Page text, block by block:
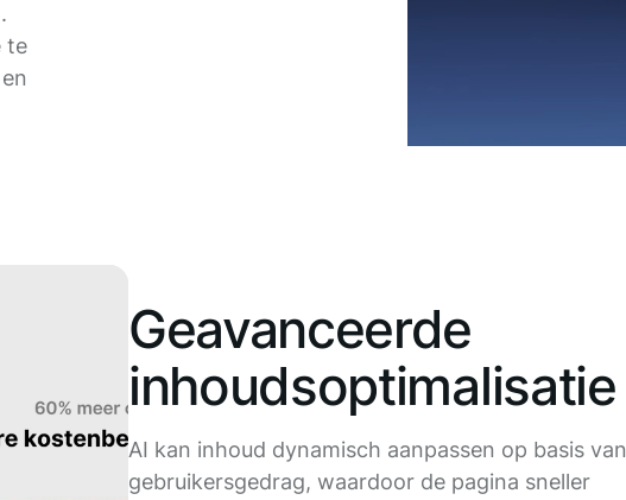
te
Geavanceerde
inhoudsoptimalisatie
AI kan inhoud dynamisch aanpassen op basis van
gebruikersgedrag, waardoor de pagina sneller